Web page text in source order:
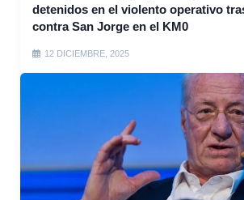
detenidos en el violento operativo
contra San Jorge en el KM0
12 DICIEMBRE, 2025